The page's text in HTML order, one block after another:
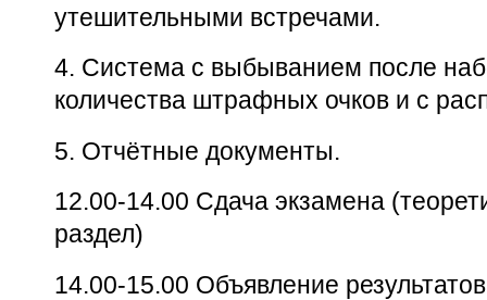
утешительными встречами.
4. Система с выбыванием после
количества штрафных очков и с
5. Отчётные документы.
12.00-14.00 Сдача экзамена
раздел)
14.00-15.00 Объявление